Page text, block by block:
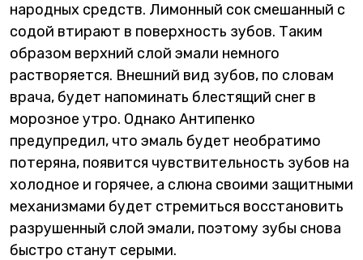
народных средств. Лимонный сок смешанный с
содой втирают в поверхность зубов. Таким
образом верхний слой эмали немного
растворяется. Внешний вид зубов, по словам
врача, будет напоминать блестящий снег в
морозное утро. Однако Антипенко
предупредил, что эмаль будет необратимо
потеряна, появится чувствительность зубов на
холодное и горячее, а слюна своими защитными
механизмами будет стремиться восстановить
разрушенный слой эмали, поэтому зубы снова
быстро станут серыми.